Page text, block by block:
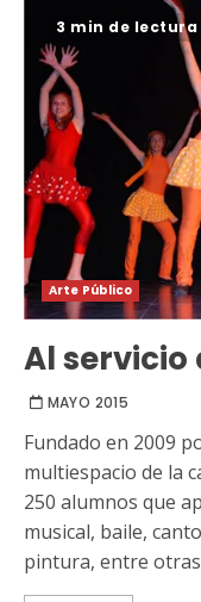
3 min de lectura
Arte Público
Al servicio
MAYO 2015
Fundado en 2009
multiespacio de la
250 alumnos que
musical, baile,
pintura, entre otras